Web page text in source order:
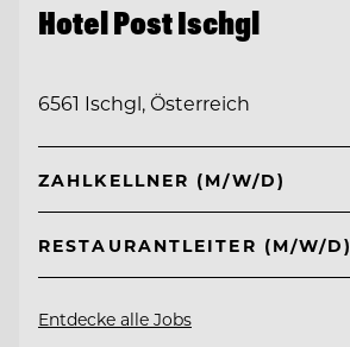
Hotel Post Ischgl
6561 Ischgl, Österreich
ZAHLKELLNER (M/W/D)
RESTAURANTLEITER (M/W/D)
Entdecke alle Jobs